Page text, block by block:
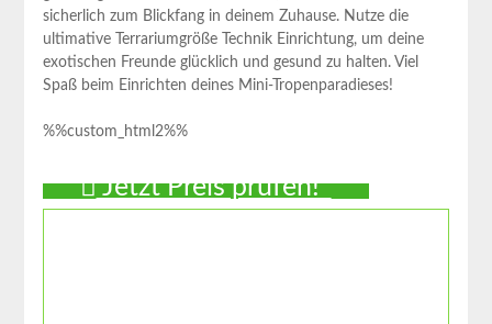
sicherlich zum Blickfang in deinem Zuhause. Nutze die
ultimative Terrariumgröße Technik Einrichtung, um deine
exotischen Freunde glücklich und gesund zu halten. Viel
Spaß beim Einrichten deines Mini-Tropenparadieses!
%%custom_html2%%
Jetzt Preis prüfen!*